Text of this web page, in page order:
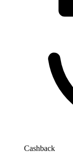
Cashback